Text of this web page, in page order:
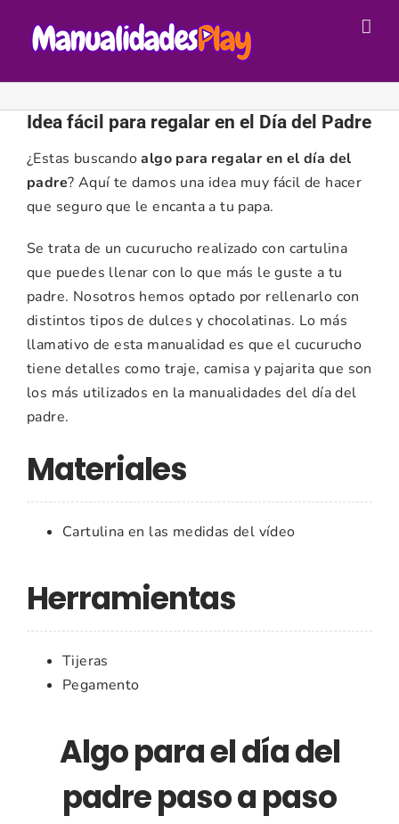
contenido
Idea fácil para regalar en el Día del Padre
¿Estas buscandoalgo para regalar en el día del
padre? Aquí te damos una idea muy fácil de hacer
que seguro que le encanta a tu papa.
Se trata de un cucurucho realizado con cartulina
que puedes llenar con lo que más le guste a tu
padre. Nosotros hemos optado por rellenarlo con
distintos tipos de dulces y chocolatinas. Lo más
llamativo de esta manualidad es que el cucurucho
tiene detalles como traje, camisa y pajarita que son
los más utilizados en la manualidades del día del
padre.
Materiales
Cartulina en las medidas del vídeo
Herramientas
Tijeras
Pegamento
Algo para el día del
padre paso a paso